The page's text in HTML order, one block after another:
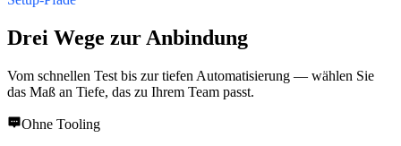
Drei Wege zur Anbindung
Vom schnellen Test bis zur tiefen Automatisierung — wählen Sie
das Maß an Tiefe, das zu Ihrem Team passt.
Ohne Tooling